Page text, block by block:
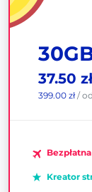
37.50
399.00 zł/
Kreator